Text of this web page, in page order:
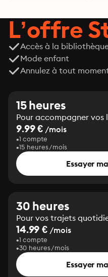
L’offre
Accès à la
Mode enfant
Annulez à tout
15 heures
Pour accompagner vos
9.99 € /mois
1 compte
15 heures/mois
Essayer
30 heures
Pour vos trajets
14.99 € /mois
1 compte
30 heures/mois
Essayer